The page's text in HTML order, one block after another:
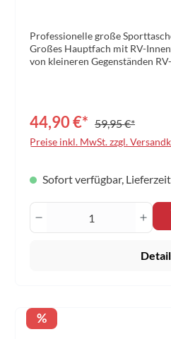
Professionelle große
Großes Hauptfach mit RV-
von kleineren Gegenständen
Bodenmaterial bietet
Material: 100% Polyester
44,90 €* 59,95 €*
Preise inkl. MwSt. zzgl.
Sofort verfügbar,
Produkt Anzahl:
Rabatt
%